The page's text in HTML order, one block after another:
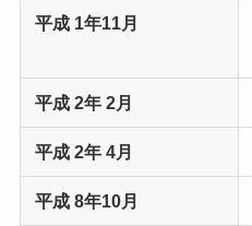
平成 1年11月
平成 2年 2月
平成 2年 4月
平成 8年10月